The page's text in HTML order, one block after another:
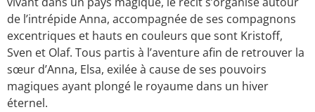
de l’intrépide Anna, accompagnée de ses compagnons
excentriques et hauts en couleurs que sont Kristoff,
Sven et Olaf. Tous partis à l’aventure afin de retrouver la
sœur d’Anna, Elsa, exilée à cause de ses pouvoirs
magiques ayant plongé le royaume dans un hiver
éternel.